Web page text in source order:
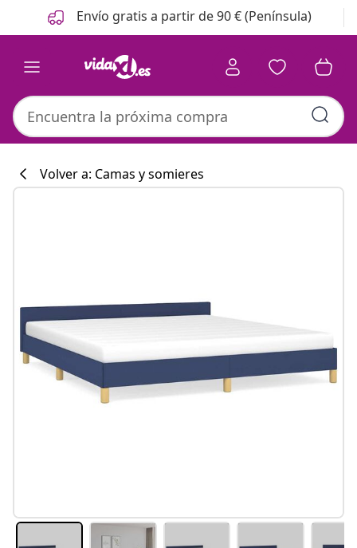
Anterior
Siguiente Envío gratis a partir de 90 € (Península)
#sharemevidaxl
Volver a: Camas y somieres